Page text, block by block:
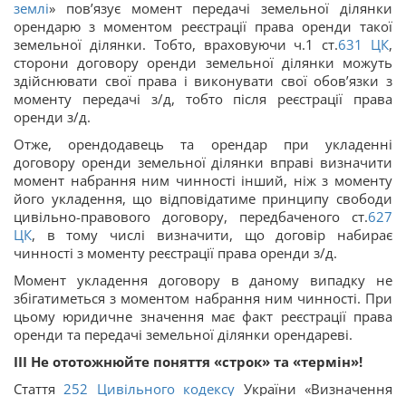
землі» пов’язує момент передачі земельної ділянки
орендарю з моментом реєстрації права оренди такої
земельної ділянки. Тобто, враховуючи ч.1 ст.631 ЦК,
сторони договору оренди земельної ділянки можуть
здійснювати свої права і виконувати свої обов’язки з
моменту передачі з/д, тобто після реєстрації права
оренди з/д.
Отже, орендодавець та орендар при укладенні
договору оренди земельної ділянки вправі визначити
момент набрання ним чинності інший, ніж з моменту
його укладення, що відповідатиме принципу свободи
цивільно-правового договору, передбаченого ст.627
ЦК, в тому числі визначити, що договір набирає
чинності з моменту реєстрації права оренди з/д.
Момент укладення договору в даному випадку не
збігатиметься з моментом набрання ним чинності. При
цьому юридичне значення має факт реєстрації права
оренди та передачі земельної ділянки орендареві.
III Не ототожнюйте поняття «строк» та «термін»!
Стаття 252 Цивільного кодексу України «Визначення